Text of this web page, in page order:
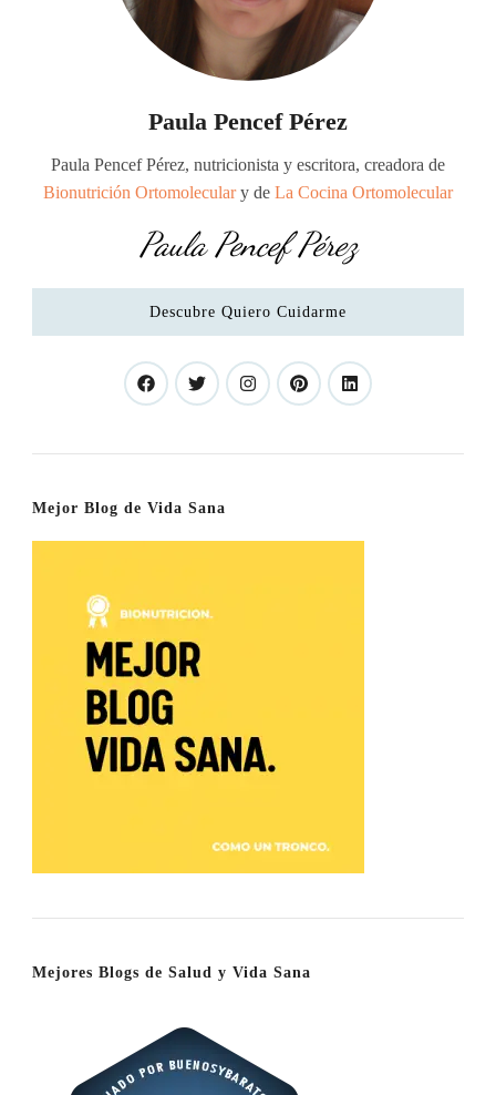
Paula Pencef Pérez
Paula Pencef Pérez, nutricionista y escritora, creadora de
Bionutrición Ortomoleculary de La Cocina Ortomolecular
Paula Pencef Pérez
Descubre Quiero Cuidarme
Mejor Blog de Vida Sana
Mejores Blogs de Salud y Vida Sana